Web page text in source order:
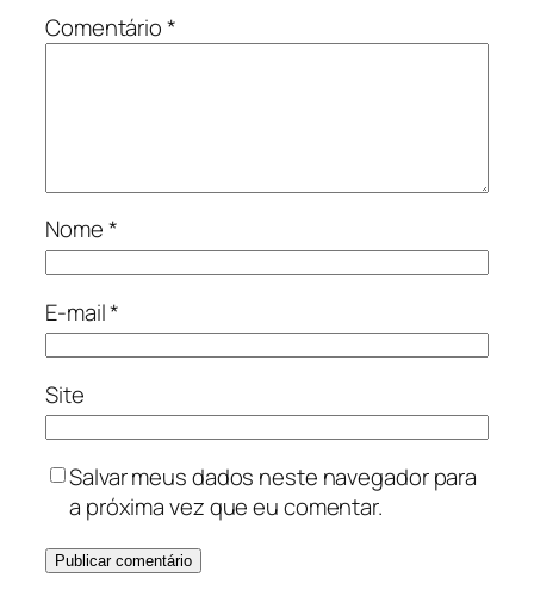
Comentário*
Nome*
E-mail*
Site
Salvar meus dados neste navegador para
a próxima vez que eu comentar.